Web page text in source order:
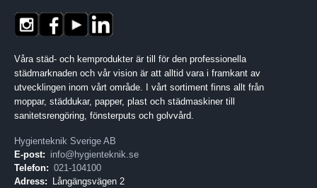
Våra städ- och kemprodukter är till för den professionella
städmarknaden och vår vision är att alltid vara i framkant av
utvecklingen inom vårt område. I vårt sortiment finns allt från
moppar, städdukar, papper, plast och städmaskiner till
sanitetsrengöring, fönsterputs och golvvård.
Hygienteknik Sverige AB
E-post: info@hygienteknik.se
Telefon: 021-104100
Adress:
Långängsvägen 2